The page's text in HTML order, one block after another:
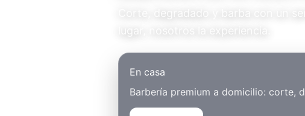
Corte, degradado y barba con un
En casa
Barbería premium a domicilio: corte,